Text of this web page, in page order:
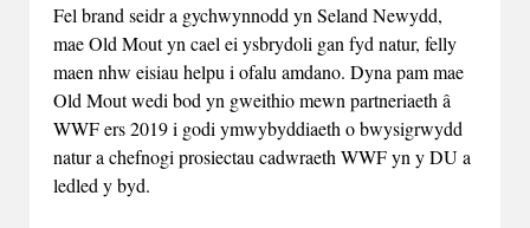
Fel brand seidr a gychwynnodd yn Seland Newydd,
mae Old Mout yn cael ei ysbrydoli gan fyd natur, felly
maen nhw eisiau helpu i ofalu amdano. Dyna pam mae
Old Mout wedi bod yn gweithio mewn partneriaeth â
WWF ers 2019 i godi ymwybyddiaeth o bwysigrwydd
natur a chefnogi prosiectau cadwraeth WWF yn y DU a
ledled y byd.